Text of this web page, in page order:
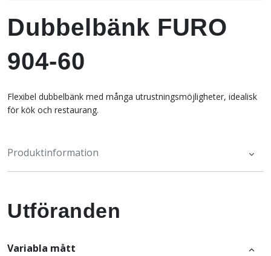
Dubbelbänk FURO
904-60
Flexibel dubbelbänk med många utrustningsmöjligheter, idealisk
för kök och restaurang.
Produktinformation
Utföranden
Variabla mått